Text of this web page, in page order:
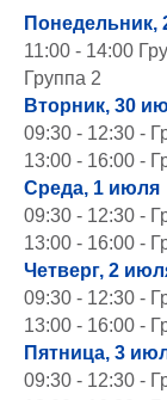
Понедельник,
11:00 - 14:00
Группа 2
Вторник, 30
09:30 - 12:30 -
13:00 - 16:00 -
Среда, 1 июля
09:30 - 12:30 -
13:00 - 16:00 -
Четверг, 2
09:30 - 12:30 -
13:00 - 16:00 -
Пятница, 3
09:30 - 12:30 -